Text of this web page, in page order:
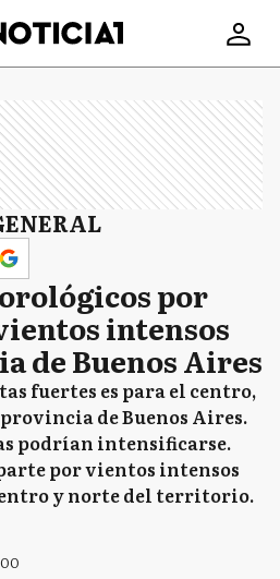
por
intensos
de Buenos Aires
fuertes es para el centro,
de Buenos Aires.
podrían intensificarse.
por vientos intensos
y norte del territorio.